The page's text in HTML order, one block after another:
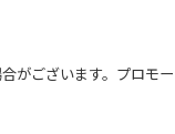
がございます。プロモ